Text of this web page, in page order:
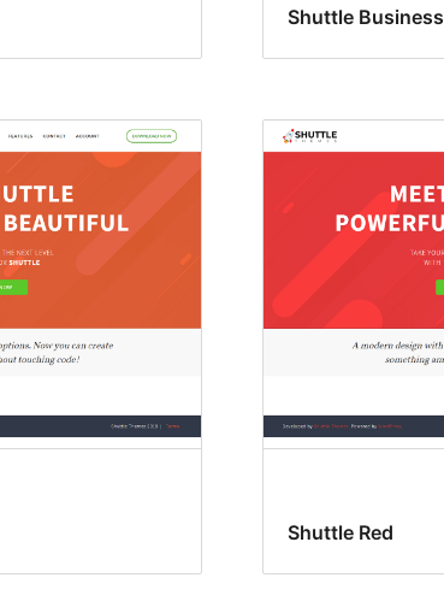
Shuttle Business
Shuttle Red